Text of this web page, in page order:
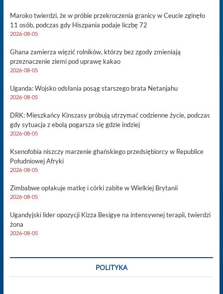
Maroko twierdzi, że w próbie przekroczenia granicy w Ceucie zginęło
11 osób, podczas gdy Hiszpania podaje liczbę 72
2026-08-05
Ghana zamierza więzić rolników, którzy bez zgody zmieniają
przeznaczenie ziemi pod uprawę kakao
2026-08-05
Uganda: Wojsko odsłania posąg starszego brata Netanjahu
2026-08-05
DRK: Mieszkańcy Kinszasy próbują utrzymać codzienne życie, podczas
gdy sytuacja z ebolą pogarsza się gdzie indziej
2026-08-05
Ksenofobia niszczy marzenie ghańskiego przedsiębiorcy w Republice
Południowej Afryki
2026-08-05
Zimbabwe opłakuje matkę i córki zabite w Wielkiej Brytanii
2026-08-05
Ugandyjski lider opozycji Kizza Besigye na intensywnej terapii, twierdzi
żona
2026-08-05
POLITYKA